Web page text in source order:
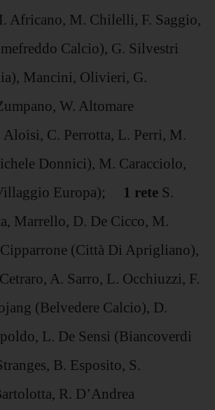
Africano, M. Chilelli, F. Saggio,
Calcio), G. Silvestri
Mancini, Olivieri, G.
W. Altomare
C. Perrotta, L. Perri, M.
Donnici), M. Caracciolo,
Europa);
1 rete S.
Marrello, D. De Cicco, M.
(Città Di Aprigliano),
A. Sarro, L. Occhiuzzi, F.
(Belvedere Calcio), D.
L. De Sensi (Biancoverdi
B. Esposito, S.
R. D’Andrea